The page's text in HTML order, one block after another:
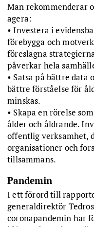
Man rekommenderar
agera:
• Investera i
förebygga och
föreslagna
påverkar hela
• Satsa på bättre
bättre förståelse för
minskas.
• Skapa en rörelse
ålder och åldrande.
offentlig verksamhet,
organisationer och
tillsammans.
Pandemin
I ett förord till
generaldirektör
coronapandemin har